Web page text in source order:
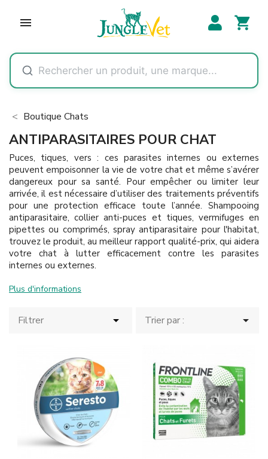
 shopping_cart
Boutique Chats
ANTIPARASITAIRES POUR CHAT
Puces, tiques, vers : ces parasites internes ou externes
peuvent empoisonner la vie de votre chat et même s’avérer
dangereux pour sa santé. Pour empêcher ou limiter leur
arrivée, il est nécessaire d’utiliser des traitements préventifs
pour une protection efficace toute l’année. Shampooing
antiparasitaire, collier anti-puces et tiques, vermifuges en
pipettes ou comprimés, spray antiparasitaire pour l'habitat,
trouvez le produit, au meilleur rapport qualité-prix, qui aidera
votre chat à lutter efficacement contre les parasites
internes ou externes.
Plus d'informations
Filtrer  Trier par : 